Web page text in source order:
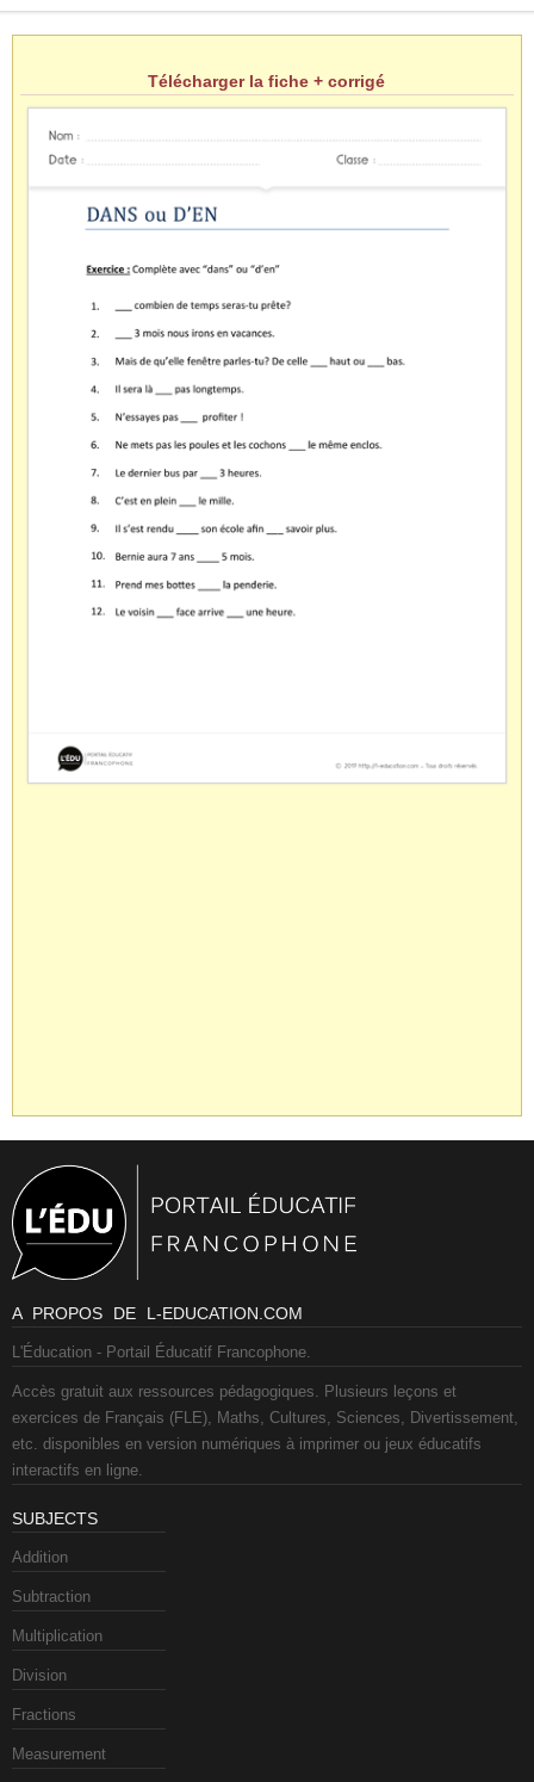
Télécharger la fiche + corrigé
A PROPOS DE L-EDUCATION.COM
L'Éducation - Portail Éducatif Francophone.
Accès gratuit aux ressources pédagogiques. Plusieurs leçons et
exercices de Français (FLE), Maths, Cultures, Sciences, Divertissement,
etc. disponibles en version numériques à imprimer ou jeux éducatifs
interactifs en ligne.
SUBJECTS
Addition
Subtraction
Multiplication
Division
Fractions
Measurement